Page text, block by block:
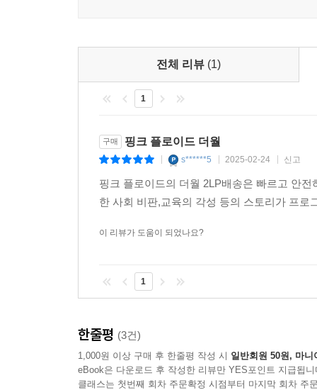
전체 리뷰 (1)
1
구매 핑크 플로이드 더월
s******5 2025-02-24 신고
핑크 플로이드의 더월 2LP배송은 빠르고 안
한 사회 비판,교육의 각성 등의 스토리가 프
이 리뷰가 도움이 되었나요?
1
한줄평 (3건)
1,000원 이상 구매 후 한줄평 작성 시 일반회원 50원, 마니
eBook은 다운로드 후 작성한 리뷰만 YES포인트 지급됩니
클래스는 첫번째 회차 주문확정 시점부터 마지막 회차 주